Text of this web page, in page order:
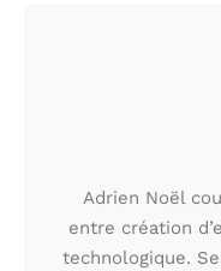
Adrien Noël
entre création
technologique.